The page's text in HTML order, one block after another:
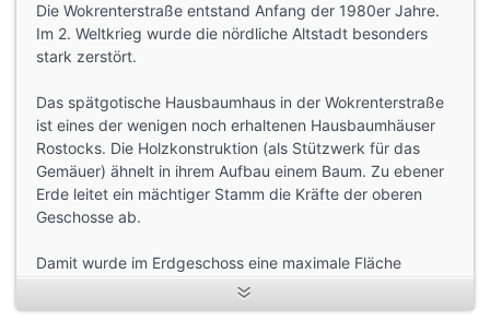
Die Wokrenterstraße entstand Anfang der 1980er Jahre.
Im 2. Weltkrieg wurde die nördliche Altstadt besonders
stark zerstört.
Das spätgotische Hausbaumhaus in der Wokrenterstraße
ist eines der wenigen noch erhaltenen Hausbaumhäuser
Rostocks. Die Holzkonstruktion (als Stützwerk für das
Gemäuer) ähnelt in ihrem Aufbau einem Baum. Zu ebener
Erde leitet ein mächtiger Stamm die Kräfte der oberen
Geschosse ab.
Damit wurde im Erdgeschoss eine maximale Fläche
geschaffen. Je höher man in dem Gebäude kommt, desto
mehr verästelt sich das Gebälk - wie bei einem Baum. Die